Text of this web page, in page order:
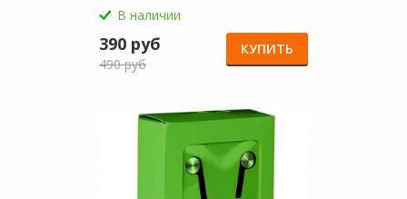
В наличии
390 руб
490 руб
КУПИТЬ